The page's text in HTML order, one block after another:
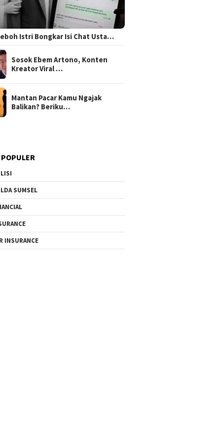
Istri Bongkar Isi Chat Usta…
Sosok Ebem Artono, Konten
Kreator Viral …
Mantan Pacar Kamu Ngajak
Balikan? Beriku…
SUMSEL
INSURANCE